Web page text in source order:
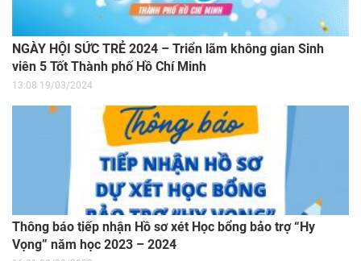
NGÀY HỘI SỨC TRẺ 2024 – Triển lãm không gian Sinh
viên 5 Tốt Thành phố Hồ Chí Minh
13:08 19/03/2024
Thông báo tiếp nhận Hồ sơ xét Học bổng bảo trợ “Hy
Vọng” năm học 2023 – 2024